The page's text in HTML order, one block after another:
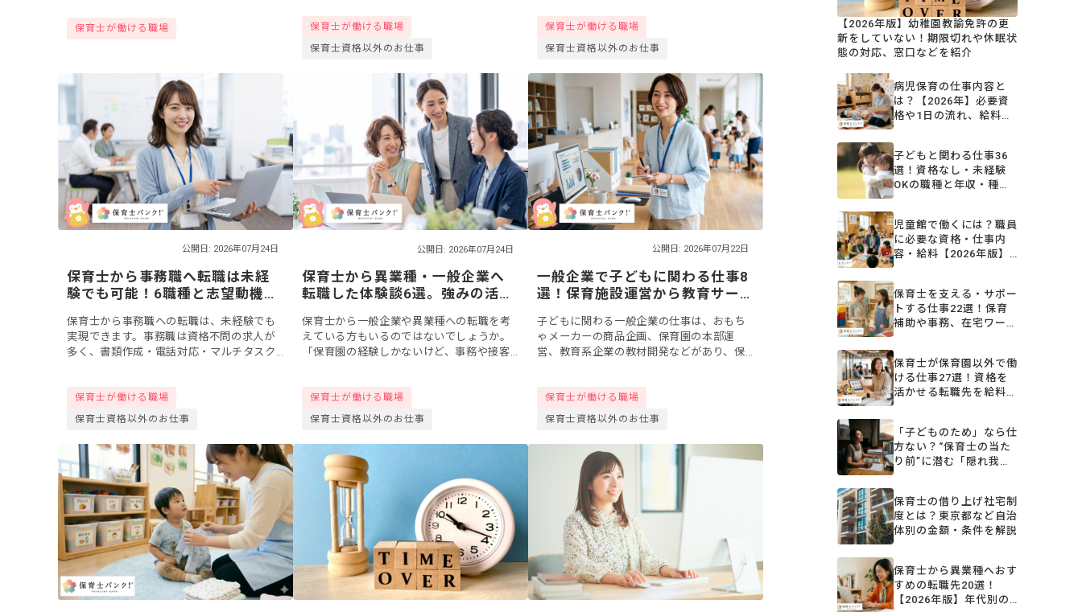
保育士が働ける職場
ことは可能...
保育士が働ける職場
保育士資格以外のお仕事
務・研修担当な...
保育士が働ける職場
保育士資格以外のお仕事
公開日: 2026年07月24日
保育士から事務職へ転職は未経
験でも可能！6職種と志望動機例
保育士から事務職への転職は、未経験でも
実現できます。事務職は資格不問の求人が
多く、書類作成・電話対応・マルチタスク
種類の違...
保育士が働ける職場
保育士資格以外のお仕事
公開日: 2026年07月24日
保育士から異業種・一般企業へ
転職した体験談6選。強みの活か
保育士から一般企業や異業種への転職を考
えている方もいるのではないでしょうか。
「保育園の経験しかないけど、事務や接客
実際に転職...
保育士が働ける職場
保育士資格以外のお仕事
公開日: 2026年07月22日
一般企業で子どもに関わる仕事8
選！保育施設運営から教育サー
子どもに関わる一般企業の仕事は、おもち
ゃメーカーの商品企画、保育園の本部運
営、教育系企業の教材開発などがあり、保
まります。本...
保育士が働ける職場
保育士資格以外のお仕事
【2026年版】幼稚園教諭免許の更
新をしていない！期限切れや休眠状
態の対応、窓口などを紹介
病児保育の仕事内容と
は？【2026年】必要資
格や1日の流れ、給料、
子どもと関わる仕事36
選！資格なし・未経験
OKの職種と年収・種類
児童館で働くには？職員
に必要な資格・仕事内
容・給料【2026年版】
保育士を支える・サポー
トする仕事22選！保育
補助や事務、在宅ワーク
保育士が保育園以外で働
ける仕事27選！資格を
活かせる転職先を給料相
「子どものため」なら仕
方ない？“保育士の当た
り前”に潜む「隠れ我
保育士の借り上げ社宅制
度とは？東京都など自治
体別の金額・条件を解説
保育士から異業種へおす
すめの転職先20選！
【2026年版】年代別の